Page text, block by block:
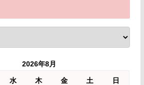
2026年8月
水 木 金 土
日